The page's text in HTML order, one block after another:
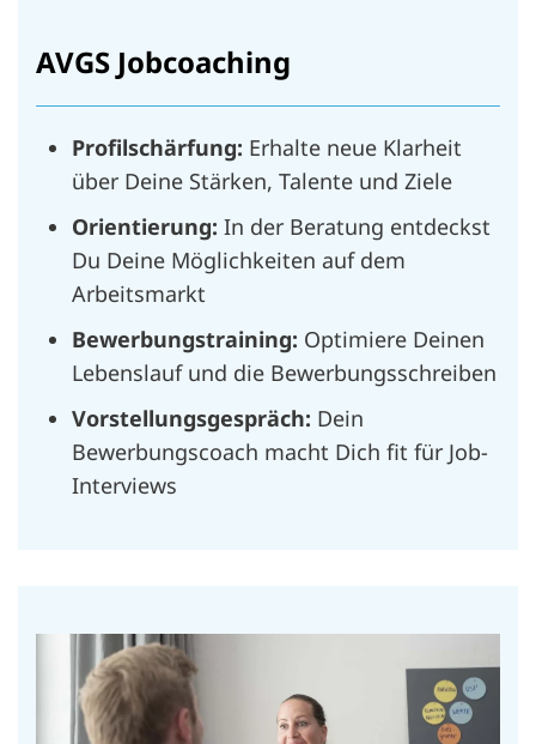
AVGS Jobcoaching
Profilschärfung: Erhalte neue Klarheit
über Deine Stärken, Talente und Ziele
Orientierung: In der Beratung entdeckst
Du Deine Möglichkeiten auf dem
Arbeitsmarkt
Bewerbungstraining: Optimiere Deinen
Lebenslauf und die Bewerbungsschreiben
Vorstellungsgespräch: Dein
Bewerbungscoach macht Dich fit für Job-
Interviews